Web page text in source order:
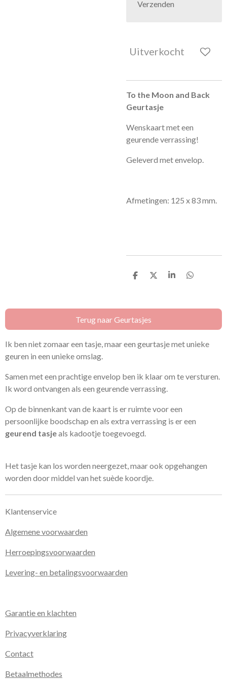
Verzenden
Uitverkocht
To the Moon and Back
Geurtasje
Wenskaart met een
geurende verrassing!
Geleverd met envelop.
Afmetingen: 125 x 83 mm.
D
n
D
S
e
D
n
Terug naar Geurtasjes
Ik ben niet zomaar een tasje, maar een geurtasje met unieke
geuren in een unieke omslag.
Samen met een prachtige envelop ben ik klaar om te versturen.
Ik word ontvangen als een geurende verrassing.
Op de binnenkant van de kaart is er ruimte voor een
persoonlijke boodschap en als extra verrassing is er een
geurend tasjeals kadootje toegevoegd.
Het tasje kan los worden neergezet, maar ook opgehangen
worden door middel van het suède koordje.
Klantenservice
Algemene voorwaarden
Herroepingsvoorwaarden
Levering- en betalingsvoorwaarden
Garantie en klachten
Privacyverklaring
Contact
Betaalmethodes